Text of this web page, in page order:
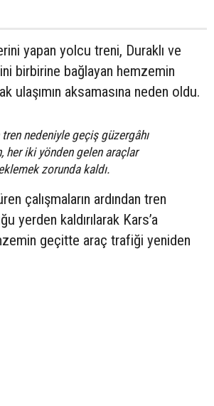
yapan yolcu treni, Duraklı ve
birbirine bağlayan hemzemin
ulaşımın aksamasına neden oldu.
tren nedeniyle geçiş güzergâhı
her iki yönden gelen araçlar
zorunda kaldı.
çalışmaların ardından tren
yerden kaldırılarak Kars’a
geçitte araç trafiği yeniden